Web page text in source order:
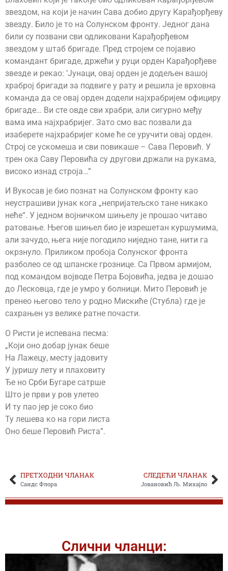
звездом, на који је начин Сава добио другу Карађорђеву
звезду. Било је то на Солунском фронту. Једног дана
били су позвани сви одликовани Карађорђевом
звездом у штаб бригаде. Пред стројем се појавио
командант бригаде, држећи у руци орден Карађорђеве
звезде и рекао: ’Јунаци, овај орден је додељен вашој
храброј бригади за подвиге у рату и решила је врховна
команда да се овај орден додели најхрабријем официру
бригаде… Ви сте овде сви храбри, али сигурно међу
вама има најхрабријег. Зато смо вас позвали да
изаберете најхрабријег коме ће се уручити овај орден.
Строј се ускомеша и сви повикаше – Сава Перовић. У
трен ока Саву Перовића су другови држали на рукама,
високо изнад строја…”
И Вукосав је био познат на Солунском фронту као
неустрашиви јунак кога „непријатељско тане никако
неће“. У једном војничком шињелу је прошао читаво
ратовање. Његов шињел био је изрешетан куршумима,
али зачудо, њега није погодило ниједно тане, нити га
окрзнуло. Приликом пробоја Солунског фронта
разболео се од шпанске грознице. Са Првом армијом,
под командом војводе Петра Бојовића, једва је дошао
до Лесковца, где је умро у болници. Мито Перовић је
пренео његово тело у родно Мискиће (Стубла) где је
сахрањен уз велике ратне почасти.
О Ристи је испевана песма:
„Који оно добар јунак беше
На Лажецу, месту јадовиту
У јуришу лету и плаховиту
Ђе но Срби Бугаре сатрше
Што је први у ров улетео
И ту пао јер је соко био
Ту лешева ко на гори листа
Оно беше Перовић Риста”.
ПРЕТХОДНИ ЧЛАНАК
Сандс Флора
СЛЕДЕЋИ ЧЛАНАК
Јовановић Љ. Михајло
Слични чланци: